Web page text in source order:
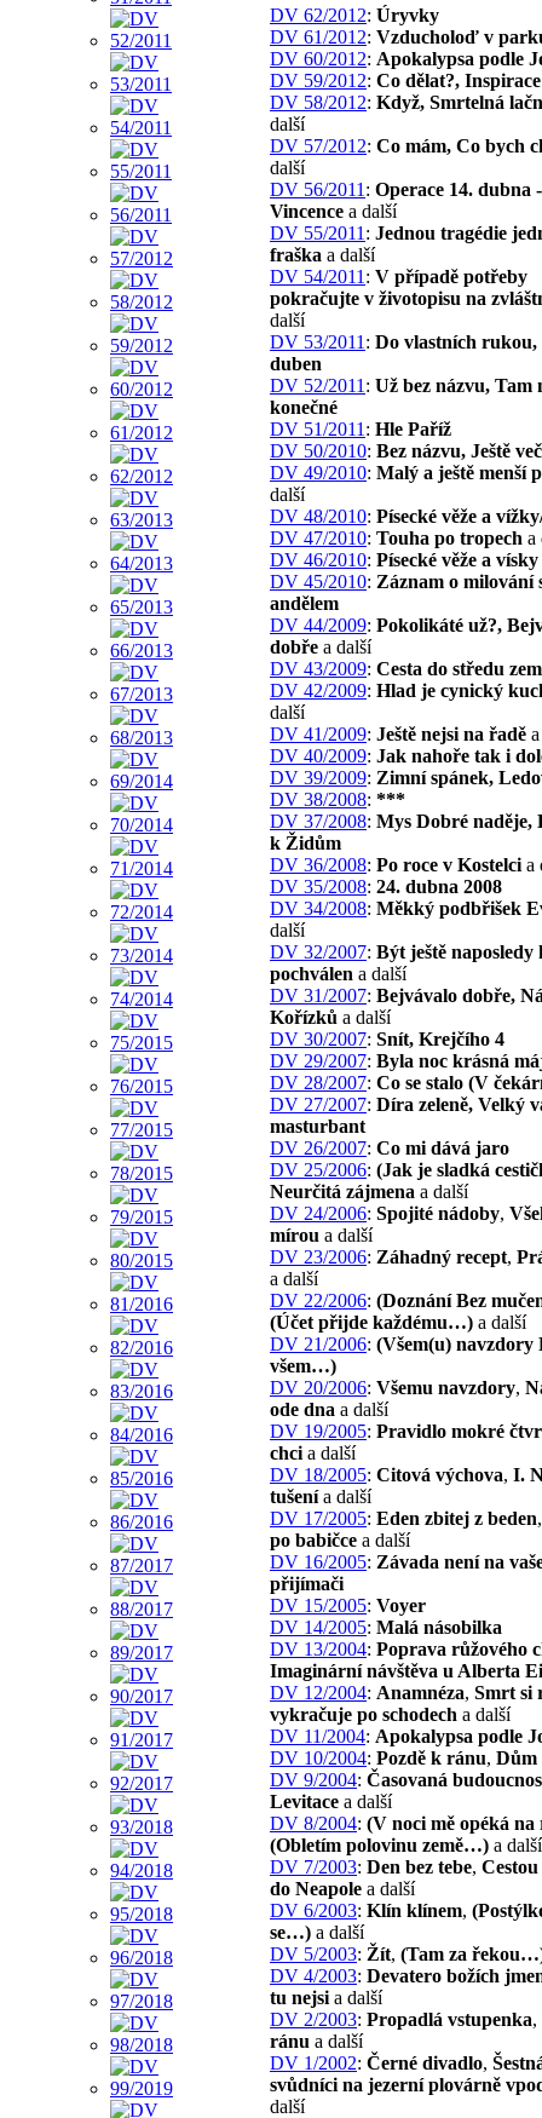
DV 62/2012: Úryvky
DV 61/2012: Vzducholoď v
DV 60/2012: Apokalypsa podle
DV 59/2012: Co dělat?, Inspirace
DV 58/2012: Když, Smrtelná
další
DV 57/2012: Co mám, Co bych
další
DV 56/2011 : Operace 14. dubna
Vincence a další
DV 55/2011 : Jednou tragédie
fraška a další
DV 54/2011 : V případě potřeby
pokračujte v životopisu na
další
DV 53/2011 : Do vlastních
duben
DV 52/2011 : Už bez názvu, Tam
konečné
DV 51/2011 : Hle Paříž
DV 50/2010: Bez názvu, Ještě
DV 49/2010: Malý a ještě menší
další
DV 48/2010: Písecké věže a
DV 47/2010: Touha po tropech a
DV 46/2010: Písecké věže a vísky
DV 45/2010: Záznam o milování
andělem
DV 44/2009: Pokolikáté už?,
dobře a další
DV 43/2009: Cesta do středu
DV 42/2009: Hlad je cynický
další
DV 41/2009: Ještě nejsi na řadě
DV 40/2009: Jak nahoře tak i
DV 39/2009: Zimní spánek,
DV 38/2008: ***
DV 37/2008: Mys Dobré naděje,
k Židům
DV 36/2008: Po roce v Kostelci a
DV 35/2008: 24. dubna 2008
DV 34/2008: Měkký podbřišek
další
DV 32/2007: Být ještě naposledy
pochválen a další
DV 31/2007: Bejvávalo dobře,
Kořízků a další
DV 30/2007: Snít, Krejčího 4
DV 29/2007: Byla noc krásná
DV 28/2007: Co se stalo (V
DV 27/2007: Díra zeleně, Velký
masturbant
DV 26/2007: Co mi dává jaro
DV 25/2006: (Jak je sladká
Neurčitá zájmena a další
DV 24/2006: Spojité nádoby,
mírou a další
DV 23/2006: Záhadný recept,
a další
DV 22/2006: (Doznání Bez
(Účet přijde každému…) a další
DV 21/2006: (Všem(u) navzdory
všem…)
DV 20/2006: Všemu navzdory,
ode dna a další
DV 19/2005: Pravidlo mokré
chci a další
DV 18/2005: Citová výchova, I.
tušenía další
DV 17/2005: Eden zbitej z beden
po babičce a další
DV 16/2005: Závada není na
přijímači
DV 15/2005: Voyer
DV 14/2005: Malá násobilka
DV 13/2004: Poprava růžového
Imaginární návštěva u Alberta
DV 12/2004: Anamnéza, Smrt si
vykračuje po schodech a další
DV 11/2004: Apokalypsa podle
DV 10/2004: Pozdě k ránu, Dům
DV 9/2004: Časovaná
Levitace a další
DV 8/2004: (V noci mě opéká
(Obletím polovinu země…) a další
DV 7/2003: Den bez tebe,
do Neapole a další
DV 6/2003: Klín klínem,
se…) a další
DV 5/2003: Žít, (Tam za
DV 4/2003: Devatero božích
tu nejsi a další
DV 2/2003: Propadlá vstupenka,
ránu a další
DV 1/2002: Černé divadlo,
svůdníci na jezerní plovárně
další